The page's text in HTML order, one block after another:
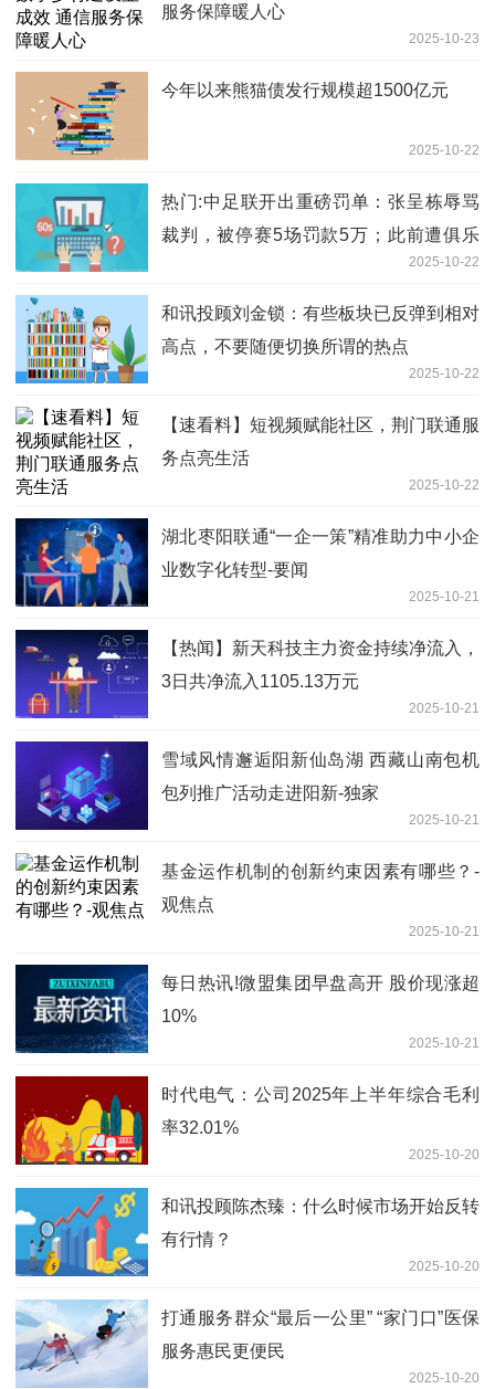
服务保障暖人心
2025-10-23
今年以来熊猫债发行规模超1500亿元
2025-10-22
热门:中足联开出重磅罚单：张呈栋辱骂
裁判，被停赛5场罚款5万；此前遭俱乐
2025-10-22
和讯投顾刘金锁：有些板块已反弹到相对
高点，不要随便切换所谓的热点
2025-10-22
【速看料】短视频赋能社区，荆门联通服
务点亮生活
2025-10-22
湖北枣阳联通“一企一策”精准助力中小企
业数字化转型-要闻
2025-10-21
【热闻】新天科技主力资金持续净流入，
3日共净流入1105.13万元
2025-10-21
雪域风情邂逅阳新仙岛湖 西藏山南包机
包列推广活动走进阳新-独家
2025-10-21
基金运作机制的创新约束因素有哪些？-
观焦点
2025-10-21
每日热讯!微盟集团早盘高开 股价现涨超
10%
2025-10-21
时代电气：公司2025年上半年综合毛利
率32.01%
2025-10-20
和讯投顾陈杰臻：什么时候市场开始反转
有行情？
2025-10-20
打通服务群众“最后一公里” “家门口”医保
服务惠民更便民
2025-10-20